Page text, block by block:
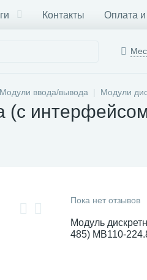
Контакты Оплата и
Модули ввода/вывода Модули
(с
Пока нет отзывов
Модуль
485) МВ110-